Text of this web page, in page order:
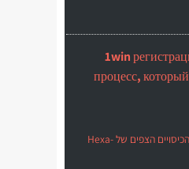
1win
процесс, который
סיכום הניסוי ב'מקורות': בחינת הכיסויים הצפים של Hexa-